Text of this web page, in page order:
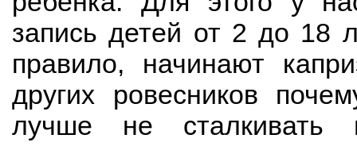
запись детей от 2 до 18
правило, начинают
других ровесников
лучше не